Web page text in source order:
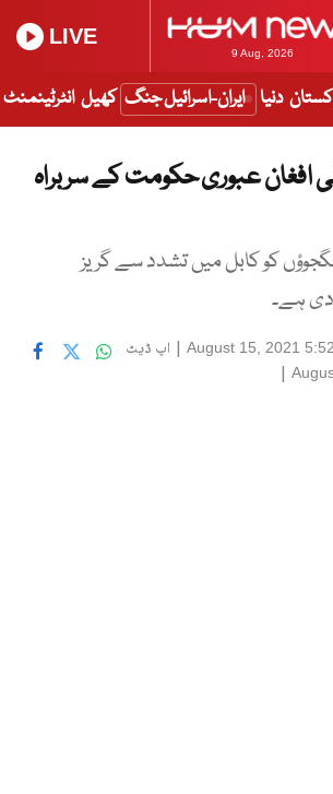
9 Aug, 2026
LIVE
دنیا ایران-اسرائیل جنگ کھیل انٹرٹینمنٹ
افغان عبوری حکومت کے سربراہ
کو کابل میں تشدد سے گریز
دی ہے۔
August 15, 2021
| اپ ڈیٹ
|